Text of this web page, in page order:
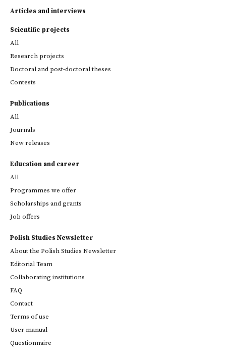
Articles and interviews
Scientific projects
All
Research projects
Doctoral and post-doctoral theses
Contests
Publications
All
Journals
New releases
Education and career
All
Programmes we offer
Scholarships and grants
Job offers
Polish Studies Newsletter
About the Polish Studies Newsletter
Editorial Team
Collaborating institutions
FAQ
Contact
Terms of use
User manual
Questionnaire